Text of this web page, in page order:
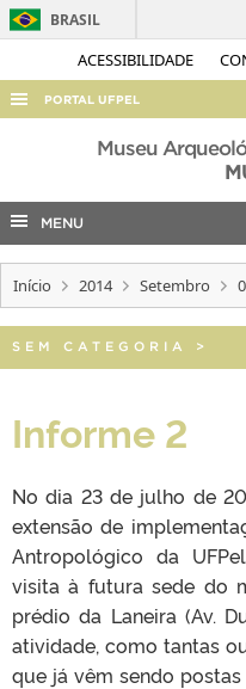
ACESSIBILIDADE
BRASIL
PORTAL UFPEL
ACESSO À INFORMAÇÃO
COBALTO
CONCURSOS
INTERNACIONAL
PORTARIAS
Museu
MENU
Início 2014 Setembro
SEM CATEGORIA >
Informe 2
No dia 23 de julho de
extensão de
Antropológico da
visita à futura sede do
prédio da Laneira (Av.
atividade, como tantas
que já vêm sendo